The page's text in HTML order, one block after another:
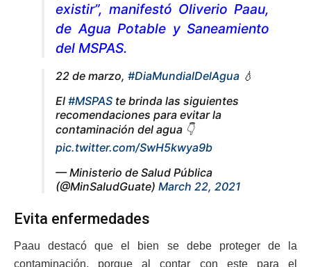
existir”, manifestó Oliverio Paau,
de Agua Potable y Saneamiento
del MSPAS.
22 de marzo, #DiaMundialDelAgua 💧
El #MSPAS te brinda las siguientes
recomendaciones para evitar la
contaminación del agua 👇
pic.twitter.com/SwH5kwya9b
— Ministerio de Salud Pública
(@MinSaludGuate) March 22, 2021
Evita enfermedades
Paau destacó que el bien se debe proteger de la
contaminación, porque al contar con este para el